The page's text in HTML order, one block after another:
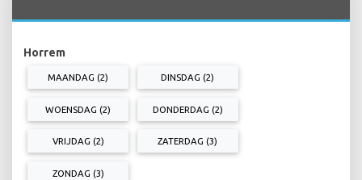
Horrem
MAANDAG (2) DINSDAG (2)
WOENSDAG (2) DONDERDAG (2)
VRIJDAG (2) ZATERDAG (3)
ZONDAG (3)